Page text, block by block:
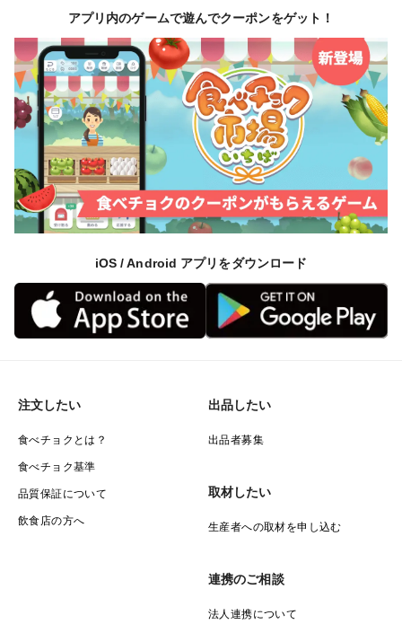
新ジャガイモ、大根、ニンジン、カブなど
◯ 秋のお届け ◯
夏野菜もそろそろ終わりです。収穫の秋を堪能してくだ
さい。
＜果菜類＞
トマト、ピーマン、カラーピーマン、ナス、モロッコイ
キャベツ、レタス、ロメインレタス、オークレタス、ブ
ロッコリー、カリフラワー、タマネギ、セロリー、小松
＜根菜類＞
ど
※画像は、お届けする野菜の季節ごとのイメージになり
※料理画像は、野菜セットSをお送りしたお客様の実際
アプリ内のゲームで遊んでクーポンをゲット！
iOS / Android アプリをダウンロード
注文したい
食べチョクとは？
食べチョク基準
品質保証について
飲食店の方へ
出品したい
出品者募集
取材したい
生産者への取材を申し込む
連携のご相談
法人連携について